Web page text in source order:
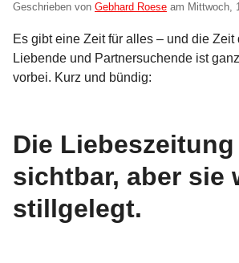
Geschrieben von Gebhard Roese am Mittwoch,
Es gibt eine Zeit für alles – und die Zeit
Liebende und Partnersuchende ist
vorbei. Kurz und bündig:
Die
sichtbar, aber sie
stillgelegt.